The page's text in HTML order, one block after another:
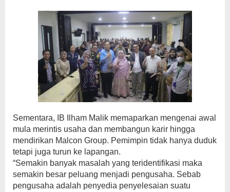
Sementara, IB Ilham Malik memaparkan mengenai awal
mula merintis usaha dan membangun karir hingga
mendirikan Malcon Group. Pemimpin tidak hanya duduk
tetapi juga turun ke lapangan.
“Semakin banyak masalah yang teridentifikasi maka
semakin besar peluang menjadi pengusaha. Sebab
pengusaha adalah penyedia penyelesaian suatu